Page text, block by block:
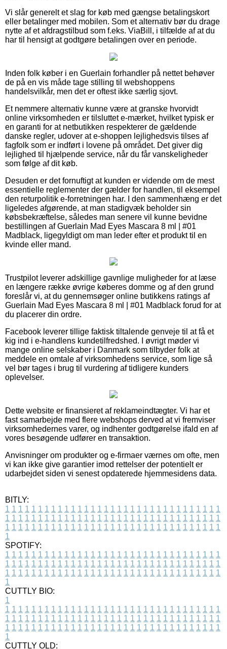
Vi slår generelt et slag for køb med gængse betalingskort
eller betalinger med mobilen. Som et alternativ bør du drage
nytte af et afdragstilbud som f.eks. ViaBill, i tilfælde af at du
har til hensigt at godtgøre betalingen over en periode.
Inden folk køber i en Guerlain forhandler på nettet behøver
de på en vis måde tage stilling til webshoppens
handelsvilkår, men det er oftest ikke særlig sjovt.
Et nemmere alternativ kunne være at granske hvorvidt
online virksomheden er tilsluttet e-mærket, hvilket typisk er
en garanti for at netbutikken respekterer de gældende
danske regler, udover at e-shoppen lejlighedsvis tilses af
fagfolk som er indført i lovene på området. Det giver dig
lejlighed til hjælpende service, når du får vanskeligheder
som følge af dit køb.
Desuden er det fornuftigt at kunden er vidende om de mest
essentielle reglementer der gælder for handlen, til eksempel
den returpolitik e-forretningen har. I den sammenhæng er det
ligeledes afgørende, at man stadigvæk beholder sin
købsbekræftelse, således man senere vil kunne bevidne
bestillingen af Guerlain Mad Eyes Mascara 8 ml | #01
Madblack, ligegyldigt om man leder efter et produkt til en
kvinde eller mand.
Trustpilot leverer adskillige gavnlige muligheder for at læse
en længere række øvrige køberes domme og af den grund
foreslår vi, at du gennemsøger online butikkens ratings af
Guerlain Mad Eyes Mascara 8 ml | #01 Madblack forud for at
du placerer din ordre.
Facebook leverer tillige faktisk tiltalende genveje til at få et
kig ind i e-handlens kundetilfredshed. I øvrigt møder vi
mange online selskaber i Danmark som tilbyder folk at
meddele en omtale af virksomhedens service, som lige så
vel bør tages i brug til vurdering af tidligere kunders
oplevelser.
Dette website er finansieret af reklameindtægter. Vi har et
fast samarbejde med flere webshops derved at vi fremviser
virksomhedernes varer, og indhenter godtgørelse ifald en af
vores besøgende udfører en transaktion.
Anvisninger om produkter og e-firmaer værnes om ofte, men
vi kan ikke give garantier imod rettelser der potentielt er
udarbejdet siden vi senest opdaterede hjemmesidens data.
BITLY:
1 1 1 1 1 1 1 1 1 1 1 1 1 1 1 1 1 1 1 1 1 1 1 1 1 1 1 1 1 1 1 1 1
1 1 1 1 1 1 1 1 1 1 1 1 1 1 1 1 1 1 1 1 1 1 1 1 1 1 1 1 1 1 1 1 1
1 1 1 1 1 1 1 1 1 1 1 1 1 1 1 1 1 1 1 1 1 1 1 1 1 1 1 1 1 1 1 1 1
1
SPOTIFY:
1 1 1 1 1 1 1 1 1 1 1 1 1 1 1 1 1 1 1 1 1 1 1 1 1 1 1 1 1 1 1 1 1
1 1 1 1 1 1 1 1 1 1 1 1 1 1 1 1 1 1 1 1 1 1 1 1 1 1 1 1 1 1 1 1 1
1 1 1 1 1 1 1 1 1 1 1 1 1 1 1 1 1 1 1 1 1 1 1 1 1 1 1 1 1 1 1 1 1
1
CUTTLY BIO:
1
1 1 1 1 1 1 1 1 1 1 1 1 1 1 1 1 1 1 1 1 1 1 1 1 1 1 1 1 1 1 1 1 1
1 1 1 1 1 1 1 1 1 1 1 1 1 1 1 1 1 1 1 1 1 1 1 1 1 1 1 1 1 1 1 1 1
1 1 1 1 1 1 1 1 1 1 1 1 1 1 1 1 1 1 1 1 1 1 1 1 1 1 1 1 1 1 1 1 1
1
CUTTLY OLD: